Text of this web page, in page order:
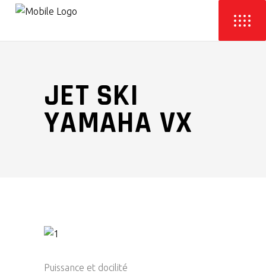
JET SKI
YAMAHA VX
Puissance et docilité